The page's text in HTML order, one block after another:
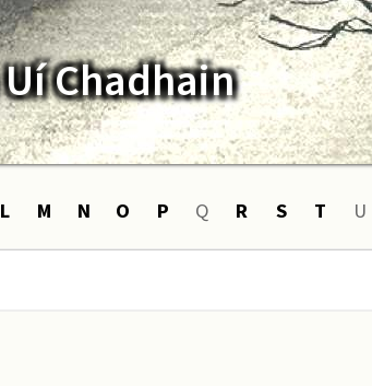
Uí Chadhain
L M N O P Q R S T U